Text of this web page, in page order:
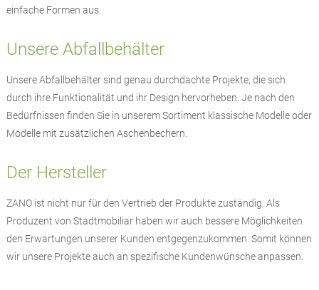
einfache Formen aus.
Unsere Abfallbehälter
Unsere Abfallbehälter sind genau durchdachte Projekte, die sich
durch ihre Funktionalität und ihr Design hervorheben. Je nach den
Bedürfnissen finden Sie in unserem Sortiment klassische Modelle oder
Modelle mit zusätzlichen Aschenbechern.
Der Hersteller
ZANO ist nicht nur für den Vertrieb der Produkte zuständig. Als
Produzent von Stadtmobiliar haben wir auch bessere Möglichkeiten
den Erwartungen unserer Kunden entgegenzukommen. Somit können
wir unsere Projekte auch an spezifische Kundenwünsche anpassen.